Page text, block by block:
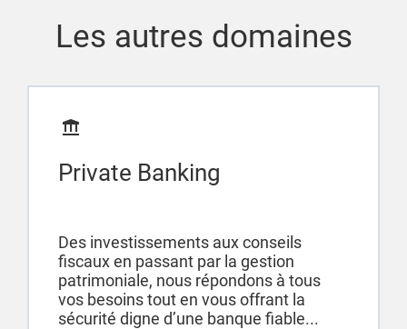
Les autres domaines
Private Banking
Des investissements aux conseils
fiscaux en passant par la gestion
patrimoniale, nous répondons à tous
vos besoins tout en vous offrant la
sécurité digne d’une banque fiable...